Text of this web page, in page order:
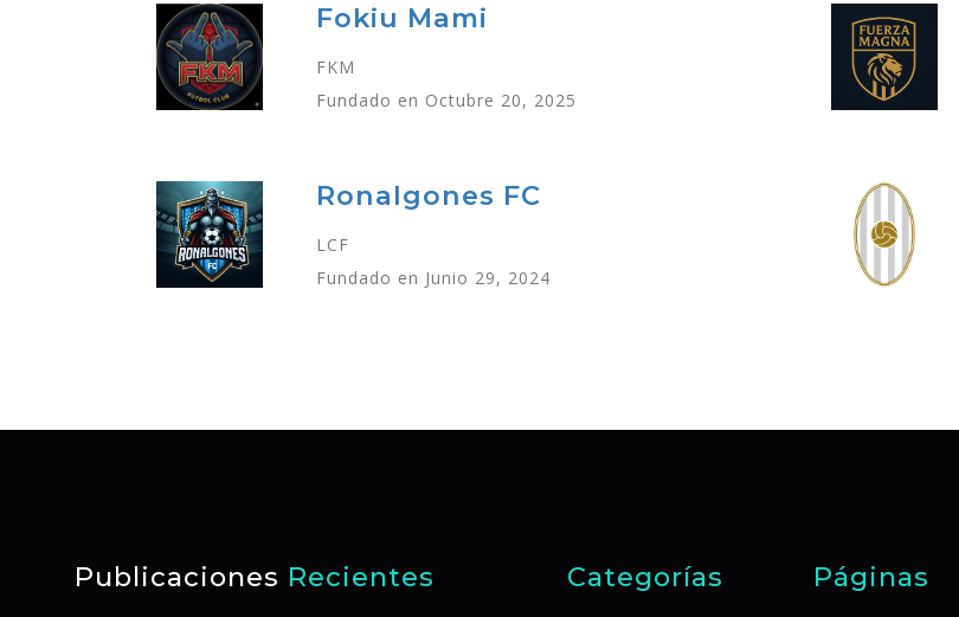
Fokiu Mami
FKM
Fundado en Octubre 20, 2025
Ronalgones FC
LCF
Fundado en Junio 29, 2024
Publicaciones Recientes Categorías Páginas